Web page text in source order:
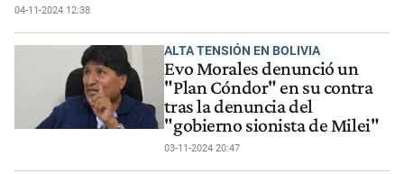
04-11-2024 12:38
ALTA TENSIÓN EN BOLIVIA
Evo Morales denunció un
"Plan Cóndor" en su contra
tras la denuncia del
"gobierno sionista de Milei"
03-11-2024 20:47